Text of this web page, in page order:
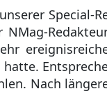
Special-
NMag-
Nach